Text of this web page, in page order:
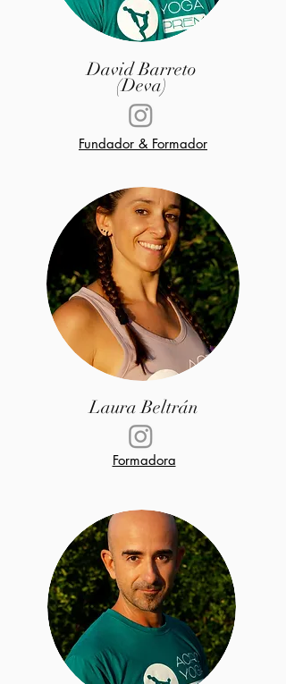
David Barreto
(Deva)
Fundador & Formador
Laura Beltrán
Formadora